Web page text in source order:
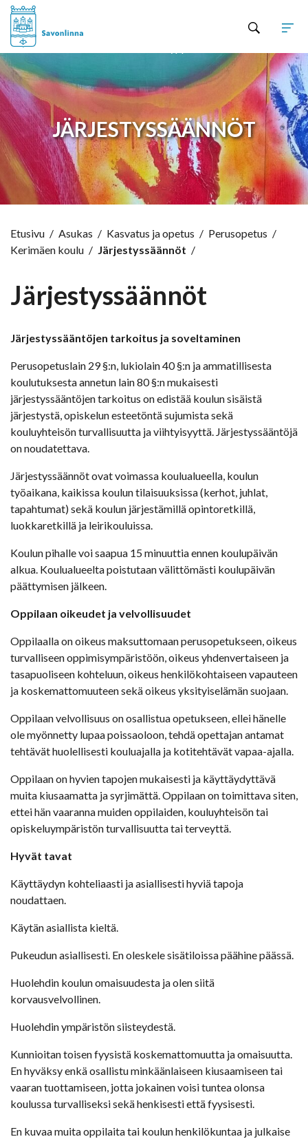
JÄRJESTYSSÄÄNNÖT
Etusivu / Asukas / Kasvatus ja opetus / Perusopetus /
Kerimäen koulu / Järjestyssäännöt /
Järjestyssäännöt
Järjestyssääntöjen tarkoitus ja soveltaminen
Perusopetuslain 29 §:n, lukiolain 40 §:n ja ammatillisesta
koulutuksesta annetun lain 80 §:n mukaisesti
järjestyssääntöjen tarkoitus on edistää koulun sisäistä
järjestystä, opiskelun esteetöntä sujumista sekä
kouluyhteisön turvallisuutta ja viihtyisyyttä. Järjestyssääntöjä
on noudatettava.
Järjestyssäännöt ovat voimassa koulualueella, koulun
työaikana, kaikissa koulun tilaisuuksissa (kerhot, juhlat,
tapahtumat) sekä koulun järjestämillä opintoretkillä,
luokkaretkillä ja leirikouluissa.
Koulun pihalle voi saapua 15 minuuttia ennen koulupäivän
alkua. Koulualueelta poistutaan välittömästi koulupäivän
päättymisen jälkeen.
Oppilaan oikeudet ja velvollisuudet
Oppilaalla on oikeus maksuttomaan perusopetukseen, oikeus
turvalliseen oppimisympäristöön, oikeus yhdenvertaiseen ja
tasapuoliseen kohteluun, oikeus henkilökohtaiseen vapauteen
ja koskemattomuuteen sekä oikeus yksityiselämän suojaan.
Oppilaan velvollisuus on osallistua opetukseen, ellei hänelle
ole myönnetty lupaa poissaoloon, tehdä opettajan antamat
tehtävät huolellisesti kouluajalla ja kotitehtävät vapaa-ajalla.
Oppilaan on hyvien tapojen mukaisesti ja käyttäydyttävä
muita kiusaamatta ja syrjimättä. Oppilaan on toimittava siten,
ettei hän vaaranna muiden oppilaiden, kouluyhteisön tai
opiskeluympäristön turvallisuutta tai terveyttä.
Hyvät tavat
Käyttäydyn kohteliaasti ja asiallisesti hyviä tapoja
noudattaen.
Käytän asiallista kieltä.
Pukeudun asiallisesti. En oleskele sisätiloissa päähine päässä.
Huolehdin koulun omaisuudesta ja olen siitä
korvausvelvollinen.
Huolehdin ympäristön siisteydestä.
Kunnioitan toisen fyysistä koskemattomuutta ja omaisuutta.
En hyväksy enkä osallistu minkäänlaiseen kiusaamiseen tai
vaaran tuottamiseen, jotta jokainen voisi tuntea olonsa
koulussa turvalliseksi sekä henkisesti että fyysisesti.
En kuvaa muita oppilaita tai koulun henkilökuntaa ja julkaise